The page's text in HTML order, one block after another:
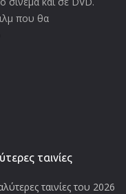
που θα
ταινίες
ταινίες του 2026